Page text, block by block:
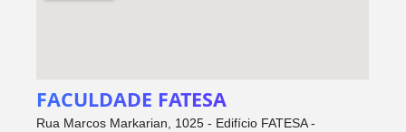
FACULDADE FATESA
Rua Marcos Markarian, 1025 - Edifício FATESA -